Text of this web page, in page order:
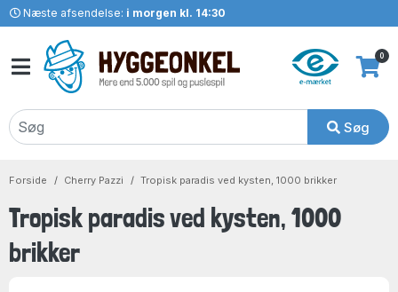
Næste afsendelse: i morgen kl. 14:30
Søg
0
Forside Cherry Pazzi Tropisk paradis ved kysten, 1000 brikker
Tropisk paradis ved kysten, 1000
brikker